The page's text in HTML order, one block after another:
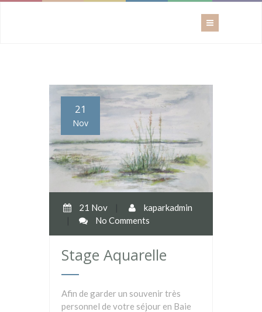
21
Nov
21 Nov
kaparkadmin
No Comments
Stage Aquarelle
Afin de garder un souvenir très
personnel de votre séjour en Baie